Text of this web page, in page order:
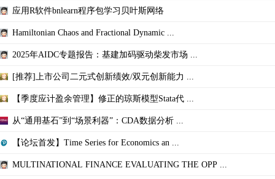
应用R软件bnlearn程序包学习贝叶斯网络
Hamiltonian Chaos and Fractional Dynamic ...
2025年AIDC专题报告：基建加码驱动柴发市场 ...
[推荐]上市公司二元式创新绩效/双元创新能力 ...
【季度应计盈余管理】修正的琼斯模型Stata代 ...
从“通用基石”到“场景利器”：CDA数据分析 ...
【论坛首发】Time Series for Economics an ...
MULTINATIONAL FINANCE EVALUATING THE OPP ...